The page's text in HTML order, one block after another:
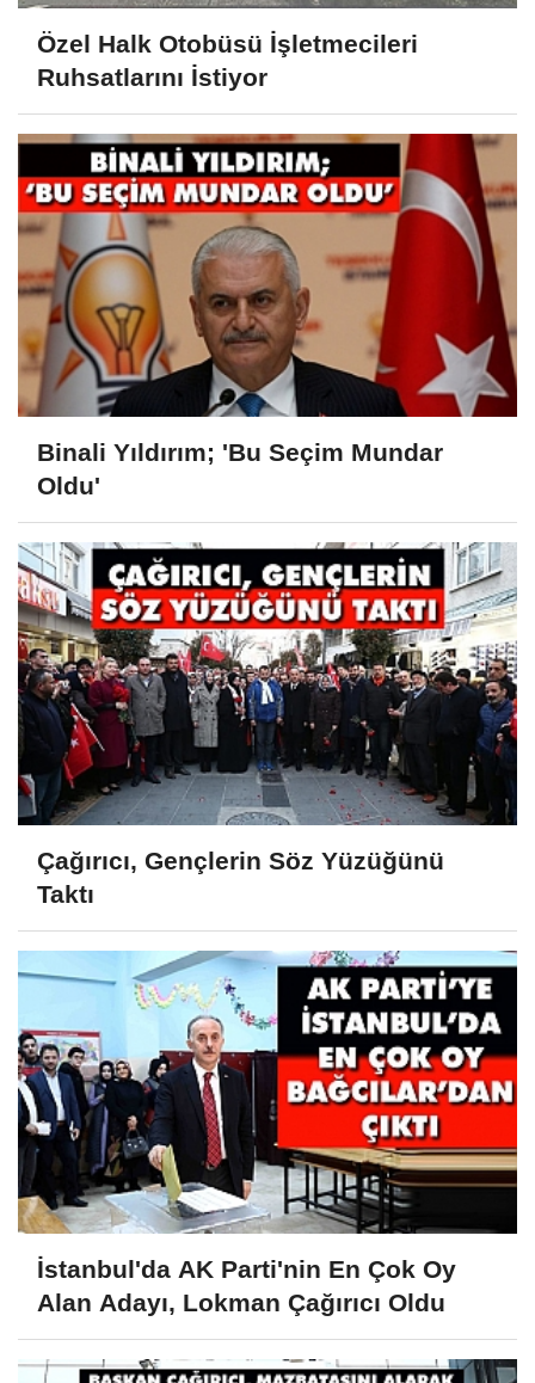
Özel Halk Otobüsü İşletmecileri
Ruhsatlarını İstiyor
Binali Yıldırım; 'Bu Seçim Mundar
Oldu'
Çağırıcı, Gençlerin Söz Yüzüğünü
Taktı
İstanbul'da AK Parti'nin En Çok Oy
Alan Adayı, Lokman Çağırıcı Oldu